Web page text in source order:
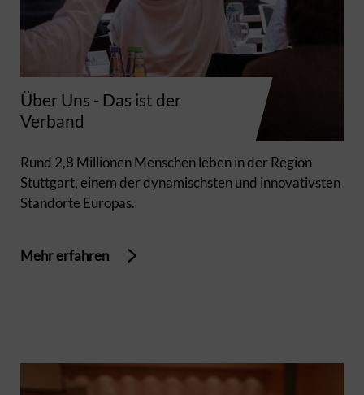
Über Uns - Das ist der
Verband
Rund 2,8 Millionen Menschen leben in der Region
Stuttgart, einem der dynamischsten und innovativsten
Standorte Europas.
Mehr erfahren